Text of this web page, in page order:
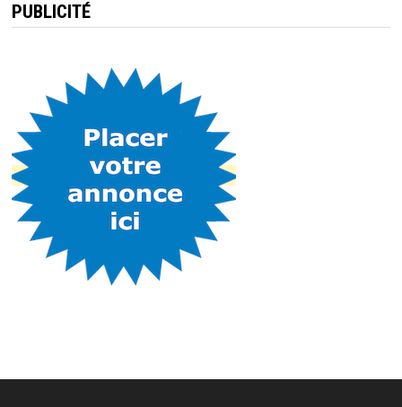
PUBLICITÉ